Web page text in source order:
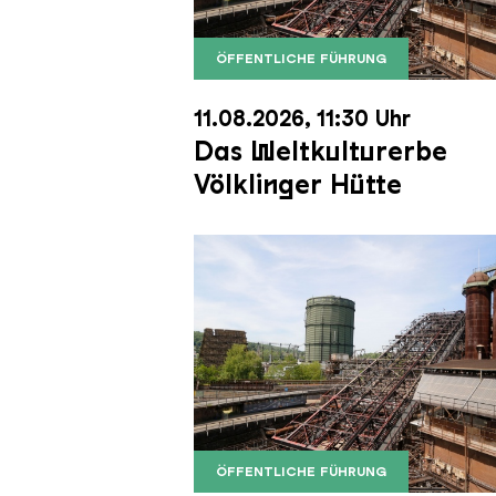
ÖFFENTLICHE FÜHRUNG
Der Erzschrägaufzug der
Copyright: Weltkulturerbe
11.08.2026, 11:30 Uhr
Das Weltkulturerbe
Völklinger Hütte
ÖFFENTLICHE FÜHRUNG